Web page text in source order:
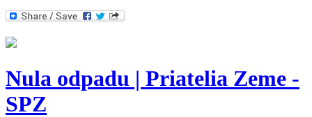
Nula odpadu | Priatelia Zeme -
SPZ